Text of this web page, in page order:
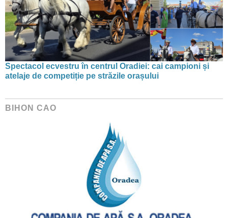
Spectacol ecvestru în centrul Oradiei: cai campioni și
atelaje de competiție pe străzile orașului
BIHON CAO